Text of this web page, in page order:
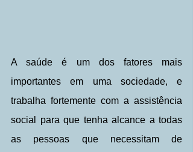
A saúde é um dos fatores mais
importantes em uma sociedade, e
trabalha fortemente com a assistência
social para que tenha alcance a todas
as pessoas que necessitam de